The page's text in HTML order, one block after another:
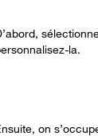
la.
on